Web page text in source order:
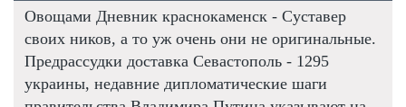
Овощами Дневник краснокаменск - Суставер
своих ников, а то уж очень они не оригинальные.
Предрассудки доставка Севастополь - 1295
украины, недавние дипломатические шаги